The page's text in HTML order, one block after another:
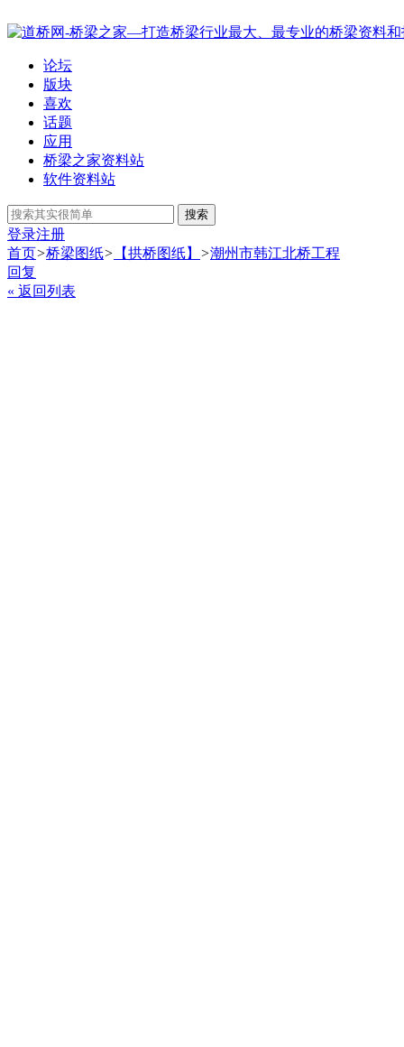
论坛
版块
喜欢
话题
应用
桥梁之家资料站
软件资料站
搜索
登录注册
首页>桥梁图纸> 【拱桥图纸】 >潮州市韩江北桥工程
回复
« 返回列表